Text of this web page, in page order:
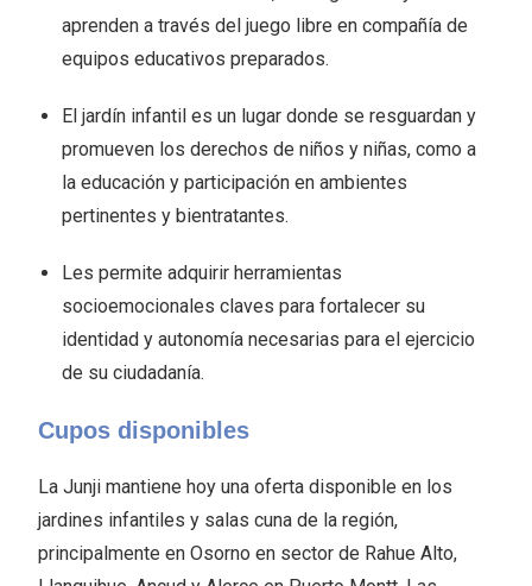
aprenden a través del juego libre en compañía de
equipos educativos preparados.
El jardín infantil es un lugar donde se resguardan y
promueven los derechos de niños y niñas, como a
la educación y participación en ambientes
pertinentes y bientratantes.
Les permite adquirir herramientas
socioemocionales claves para fortalecer su
identidad y autonomía necesarias para el ejercicio
de su ciudadanía.
Cupos disponibles
La Junji mantiene hoy una oferta disponible en los
jardines infantiles y salas cuna de la región,
principalmente en Osorno en sector de Rahue Alto,